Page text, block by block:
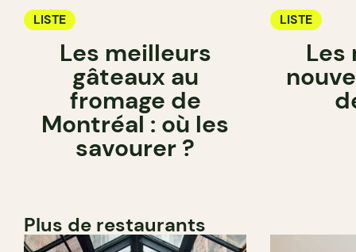
LISTE
Les meilleurs
gâteaux au
fromage de
Montréal : où les
savourer ?
LISTE
Les
Plus de restaurants